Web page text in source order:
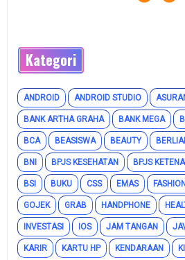
Kategori
ANDROID ANDROID STUDIO
BANK ARTHA GRAHA BANK MEGA
BCA BEASISWA BEAUTY
BNI BPJS KESEHATAN BPJS
BSI BUKU CSS EMAS
GOJEK GRAB HANDPHONE
INVESTASI IOS JAM TANGAN
KARIR KARTU HP KENDARAAN